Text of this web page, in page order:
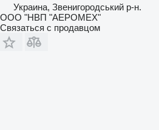
Украина, Звенигородський р-н.
ООО "НВП "АЕРОМЕХ"
Связаться с продавцом